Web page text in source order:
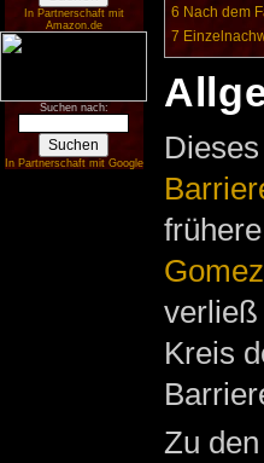
In Partnerschaft mit
Amazon.de
Suchen nach:
In Partnerschaft mit Google
6 Nach dem
7
Gomez
verließ
Kreis
Zu